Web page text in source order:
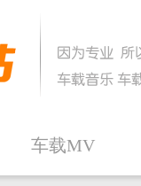
车载MV